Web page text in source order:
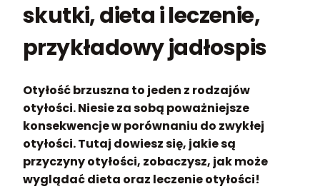
skutki, dieta i leczenie,
przykładowy jadłospis
Otyłość brzuszna to jeden z rodzajów
otyłości. Niesie za sobą poważniejsze
konsekwencje w porównaniu do zwykłej
otyłości. Tutaj dowiesz się, jakie są
przyczyny otyłości, zobaczysz, jak może
wyglądać dieta oraz leczenie otyłości!